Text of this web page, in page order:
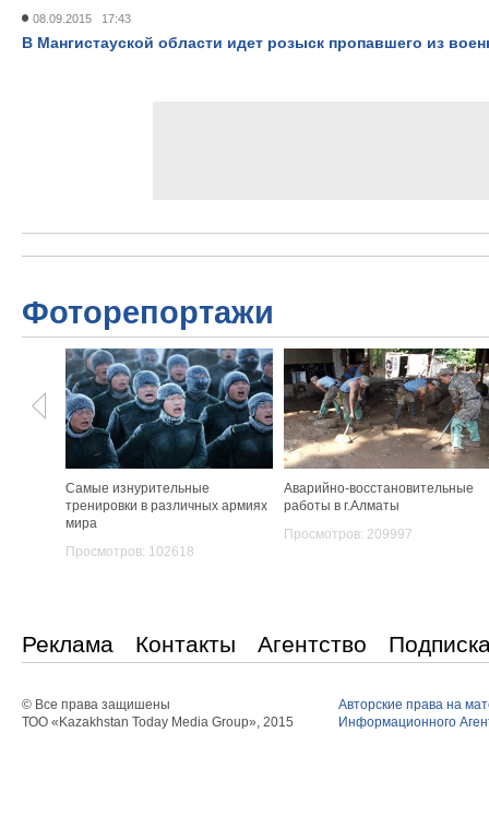
08.09.2015 17:43
В Мангистауской области идет розыск пропавшего из
Фоторепортажи
Самые изнурительные
тренировки в различных армиях
мира
Просмотров: 102618
Аварийно-восстановительные
работы в г.Алматы
Просмотров: 209997
Реклама Контакты Агентство
© Все права защишены
ТОО «Kazakhstan Today Media Group», 2015
Авторские права на
Информационного